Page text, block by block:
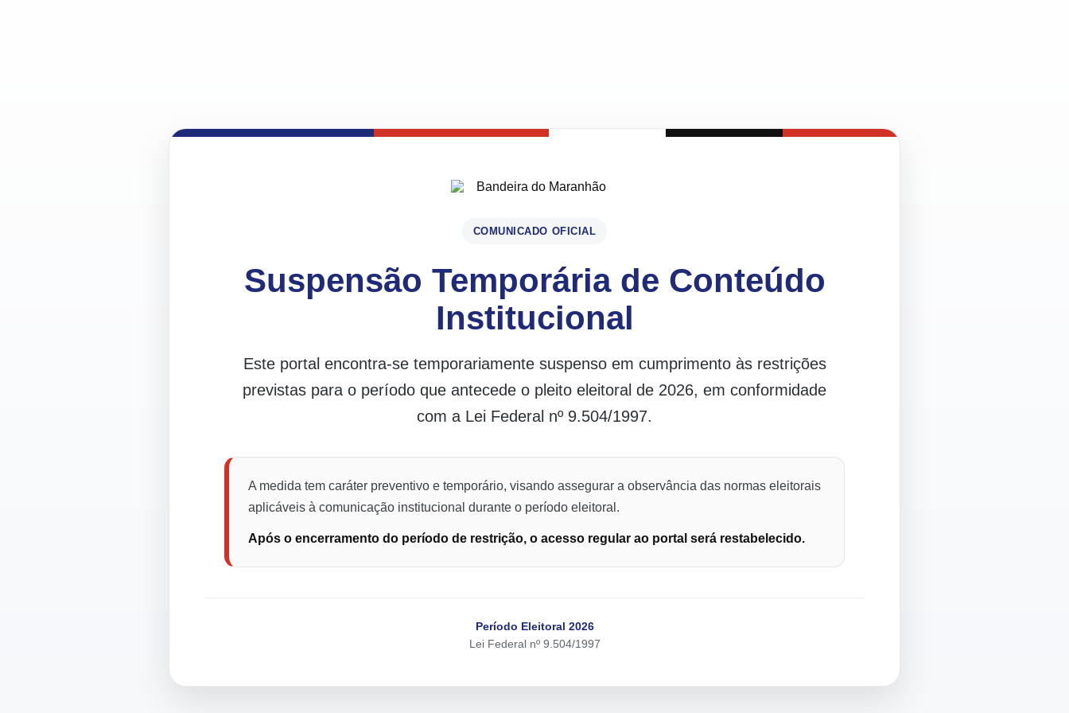
COMUNICADO OFICIAL
Suspensão Temporária de Conteúdo
Institucional
Este portal encontra-se temporariamente suspenso em cumprimento às restrições
previstas para o período que antecede o pleito eleitoral de 2026, em conformidade
com a Lei Federal nº 9.504/1997.
A medida tem caráter preventivo e temporário, visando assegurar a observância das normas eleitorais
aplicáveis à comunicação institucional durante o período eleitoral.
Após o encerramento do período de restrição, o acesso regular ao portal será restabelecido.
Período Eleitoral 2026
Lei Federal nº 9.504/1997